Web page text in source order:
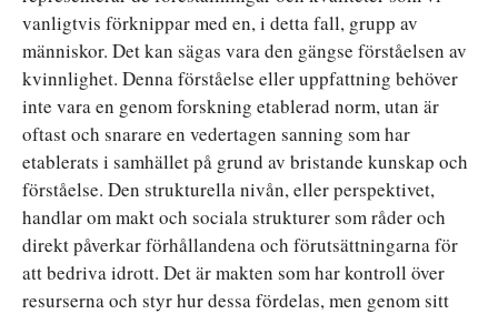
vanligtvis förknippar med en, i detta fall, grupp av
människor. Det kan sägas vara den gängse förståelsen av
kvinnlighet. Denna förståelse eller uppfattning behöver
inte vara en genom forskning etablerad norm, utan är
oftast och snarare en vedertagen sanning som har
etablerats i samhället på grund av bristande kunskap och
förståelse. Den strukturella nivån, eller perspektivet,
handlar om makt och sociala strukturer som råder och
direkt påverkar förhållandena och förutsättningarna för
att bedriva idrott. Det är makten som har kontroll över
resurserna och styr hur dessa fördelas, men genom sitt